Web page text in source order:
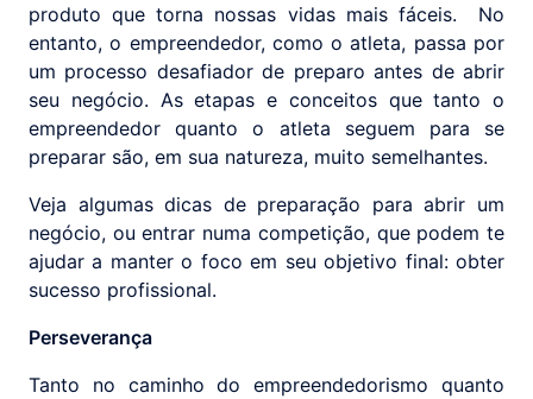
produto que torna nossas vidas mais fáceis.
No
entanto, o empreendedor, como o atleta, passa por
um processo desafiador de preparo antes de abrir
seu negócio. As etapas e conceitos que tanto o
empreendedor quanto o atleta seguem para se
preparar são, em sua natureza, muito semelhantes.
Veja algumas dicas de preparação para abrir um
negócio, ou entrar numa competição, que podem te
ajudar a manter o foco em seu objetivo final: obter
sucesso profissional.
Perseverança
Tanto no caminho do empreendedorismo quanto